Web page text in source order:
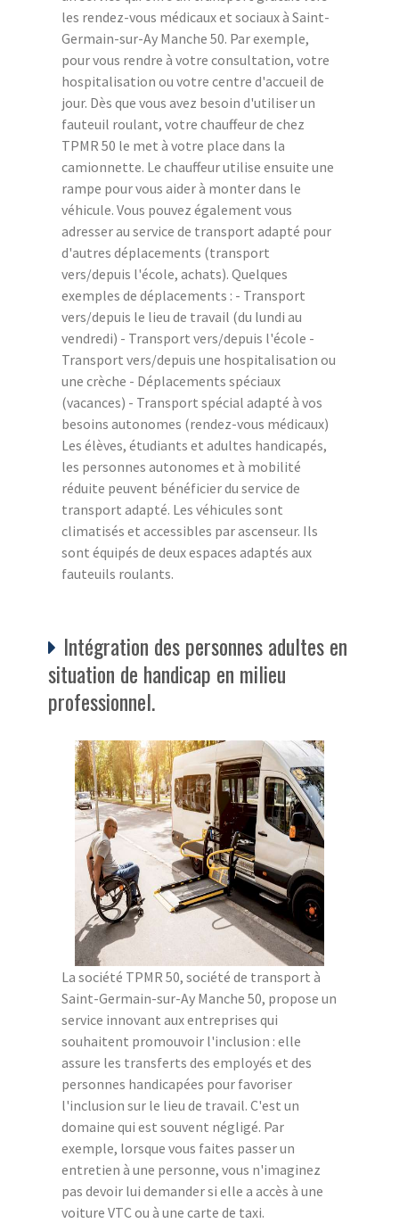
les rendez-vous médicaux et sociaux à Saint-
Germain-sur-Ay Manche 50. Par exemple,
pour vous rendre à votre consultation, votre
hospitalisation ou votre centre d'accueil de
jour. Dès que vous avez besoin d'utiliser un
fauteuil roulant, votre chauffeur de chez
TPMR 50 le met à votre place dans la
camionnette. Le chauffeur utilise ensuite une
rampe pour vous aider à monter dans le
véhicule. Vous pouvez également vous
adresser au service de transport adapté pour
d'autres déplacements (transport
vers/depuis l'école, achats). Quelques
exemples de déplacements : - Transport
vers/depuis le lieu de travail (du lundi au
vendredi) - Transport vers/depuis l'école -
Transport vers/depuis une hospitalisation ou
une crèche - Déplacements spéciaux
(vacances) - Transport spécial adapté à vos
besoins autonomes (rendez-vous médicaux)
Les élèves, étudiants et adultes handicapés,
les personnes autonomes et à mobilité
réduite peuvent bénéficier du service de
transport adapté. Les véhicules sont
climatisés et accessibles par ascenseur. Ils
sont équipés de deux espaces adaptés aux
fauteuils roulants.
Intégration des personnes adultes en
situation de handicap en milieu
professionnel.
La société TPMR 50, société de transport à
Saint-Germain-sur-Ay Manche 50, propose un
service innovant aux entreprises qui
souhaitent promouvoir l'inclusion : elle
assure les transferts des employés et des
personnes handicapées pour favoriser
l'inclusion sur le lieu de travail. C'est un
domaine qui est souvent négligé. Par
exemple, lorsque vous faites passer un
entretien à une personne, vous n'imaginez
pas devoir lui demander si elle a accès à une
voiture VTC ou à une carte de taxi.